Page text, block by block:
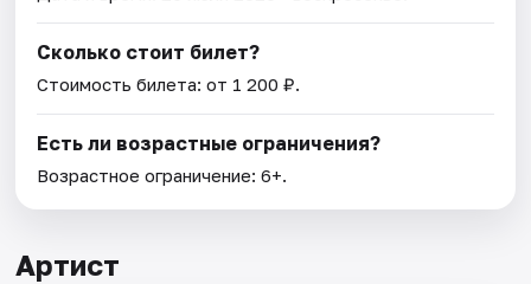
Сколько стоит билет?
Стоимость билета: от 1 200 ₽.
Есть ли возрастные ограничения?
Возрастное ограничение: 6+.
Артист